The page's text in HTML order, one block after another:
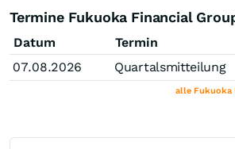
Termine Fukuoka Financial
Datum
Termin
07.08.2026
Quartalsmitteilung
alle Fukuoka